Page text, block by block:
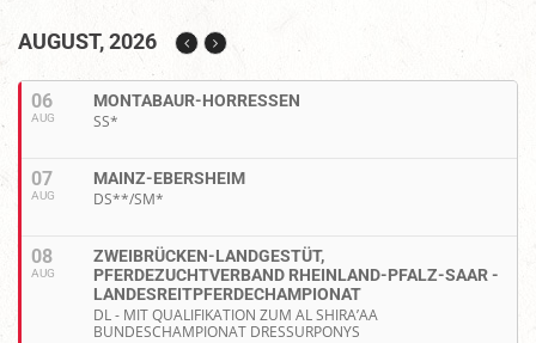
AUGUST, 2026
06
AUG
MONTABAUR-HORRESSEN
SS*
07
AUG
MAINZ-EBERSHEIM
DS**/SM*
08
AUG
ZWEIBRÜCKEN-LANDGESTÜT,
PFERDEZUCHTVERBAND RHEINLAND-PFALZ-SAAR -
LANDESREITPFERDECHAMPIONAT
DL - MIT QUALIFIKATION ZUM AL SHIRA’AA
BUNDESCHAMPIONAT DRESSURPONYS